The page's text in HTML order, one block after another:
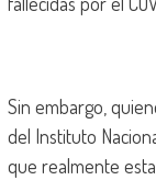
Sin embargo,
del Instituto
que realmente